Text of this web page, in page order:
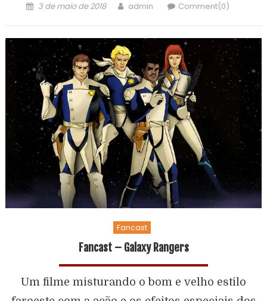
3 de maio de 2018 admin Comment(0)
Fancast
Fancast – Galaxy Rangers
Um filme misturando o bom e velho estilo